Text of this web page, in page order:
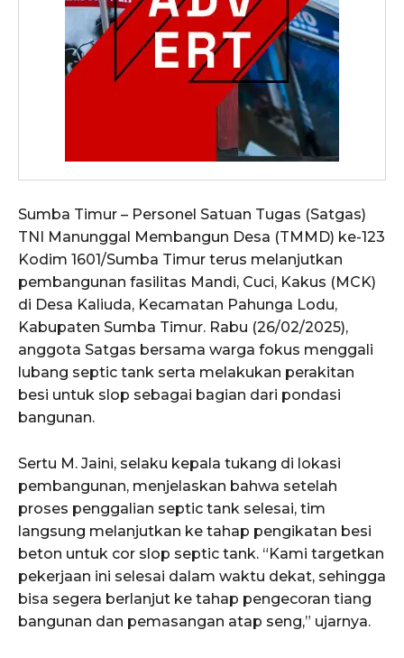
Sumba Timur – Personel Satuan Tugas (Satgas)
TNI Manunggal Membangun Desa (TMMD) ke-123
Kodim 1601/Sumba Timur terus melanjutkan
pembangunan fasilitas Mandi, Cuci, Kakus (MCK)
di Desa Kaliuda, Kecamatan Pahunga Lodu,
Kabupaten Sumba Timur. Rabu (26/02/2025),
anggota Satgas bersama warga fokus menggali
lubang septic tank serta melakukan perakitan
besi untuk slop sebagai bagian dari pondasi
bangunan.
Sertu M. Jaini, selaku kepala tukang di lokasi
pembangunan, menjelaskan bahwa setelah
proses penggalian septic tank selesai, tim
langsung melanjutkan ke tahap pengikatan besi
beton untuk cor slop septic tank. “Kami targetkan
pekerjaan ini selesai dalam waktu dekat, sehingga
bisa segera berlanjut ke tahap pengecoran tiang
bangunan dan pemasangan atap seng,” ujarnya.